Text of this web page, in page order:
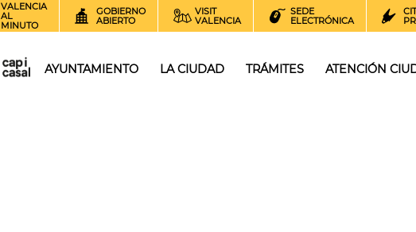
VALENCIA
AL
MINUTO
GOBIERNO
ABIERTO
VISIT
VALENCIA
SEDE
ELECTRÓNICA
AYUNTAMIENTO LA CIUDAD TRÁMITES ATENCIÓN